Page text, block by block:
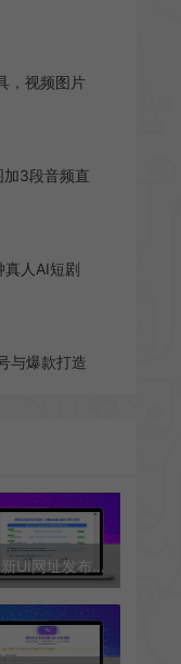
，视频图片
3段音频直
人AI短剧
与爆款打造
全新UI网址发布页源码，带黑白模式、自动网址检测